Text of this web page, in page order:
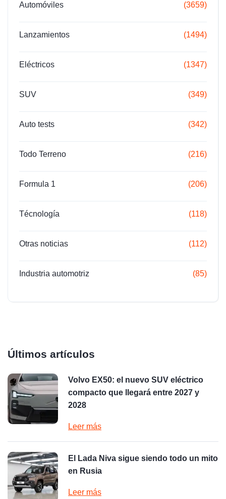
Automóviles (3659)
Lanzamientos (1494)
Eléctricos (1347)
SUV (349)
Auto tests (342)
Todo Terreno (216)
Formula 1 (206)
Técnología (118)
Otras noticias (112)
Industria automotriz (85)
Últimos artículos
Volvo EX50: el nuevo SUV eléctrico
compacto que llegará entre 2027 y
2028
Leer más
El Lada Niva sigue siendo todo un mito
en Rusia
Leer más